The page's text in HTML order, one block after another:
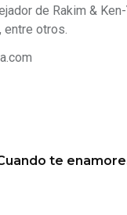
de Rakim &
entre otros.
te